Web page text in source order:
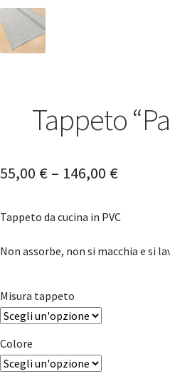
Tappeto
55,00 € – 146,00 €
Tappeto da cucina in PVC
Non assorbe, non si macchia e si
Misura tappeto
Colore